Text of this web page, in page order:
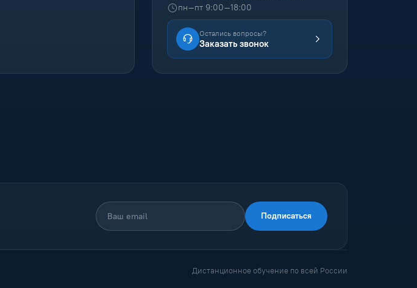
пн–пт 9:00–18:00
Остались вопросы?
Заказать звонок
Подписаться
Дистанционное обучение по всей России